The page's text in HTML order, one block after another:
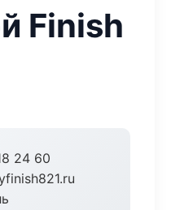
Finish
24 60